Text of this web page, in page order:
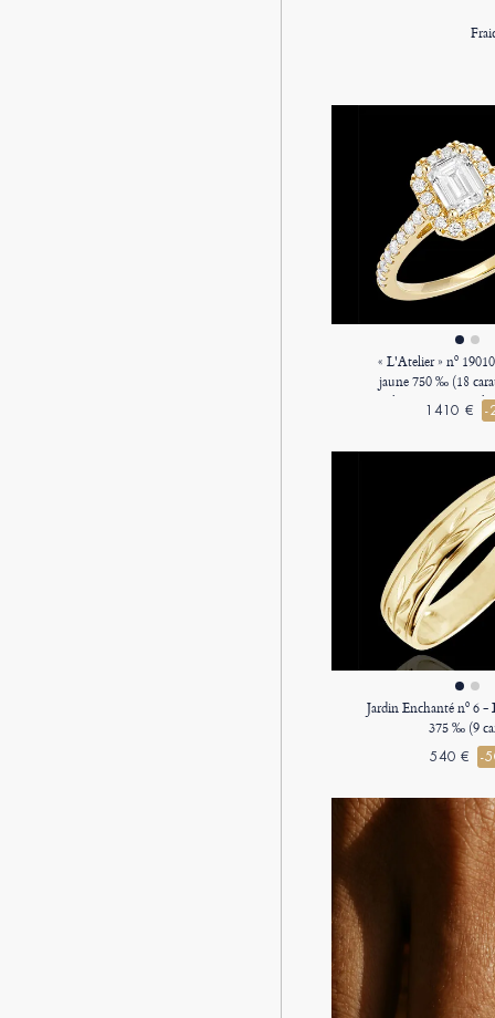
« L'Atelier » nº
jaune 750 ‰ (18
synthétique
Diamant1410 € -
Jardin Enchanté nº 6
375 ‰ (9
540 € -